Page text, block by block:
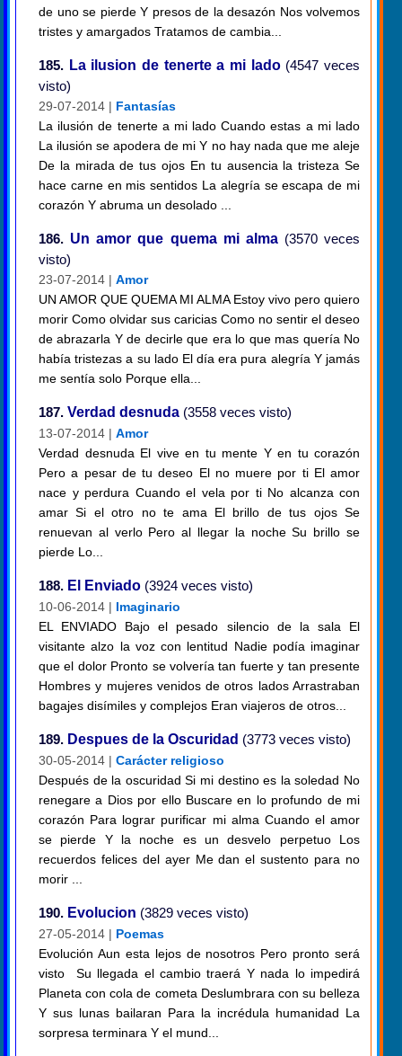
de uno se pierde Y presos de la desazón Nos volvemos
tristes y amargados Tratamos de cambia...
185. La ilusion de tenerte a mi lado(4547 veces
visto)
29-07-2014 | Fantasías
La ilusión de tenerte a mi lado Cuando estas a mi lado
La ilusión se apodera de mi Y no hay nada que me aleje
De la mirada de tus ojos En tu ausencia la tristeza Se
hace carne en mis sentidos La alegría se escapa de mi
corazón Y abruma un desolado ...
186. Un amor que quema mi alma(3570 veces
visto)
23-07-2014 | Amor
UN AMOR QUE QUEMA MI ALMA Estoy vivo pero quiero
morir Como olvidar sus caricias Como no sentir el deseo
de abrazarla Y de decirle que era lo que mas quería No
había tristezas a su lado El día era pura alegría Y jamás
me sentía solo Porque ella...
187. Verdad desnuda (3558 veces visto)
13-07-2014 | Amor
Verdad desnuda El vive en tu mente Y en tu corazón
Pero a pesar de tu deseo El no muere por ti El amor
nace y perdura Cuando el vela por ti No alcanza con
amar Si el otro no te ama El brillo de tus ojos Se
renuevan al verlo Pero al llegar la noche Su brillo se
pierde Lo...
188. El Enviado (3924 veces visto)
10-06-2014 | Imaginario
EL ENVIADO Bajo el pesado silencio de la sala El
visitante alzo la voz con lentitud Nadie podía imaginar
que el dolor Pronto se volvería tan fuerte y tan presente
Hombres y mujeres venidos de otros lados Arrastraban
bagajes disímiles y complejos Eran viajeros de otros...
189. Despues de la Oscuridad (3773 veces visto)
30-05-2014 | Carácter religioso
Después de la oscuridad Si mi destino es la soledad No
renegare a Dios por ello Buscare en lo profundo de mi
corazón Para lograr purificar mi alma Cuando el amor
se pierde Y la noche es un desvelo perpetuo Los
recuerdos felices del ayer Me dan el sustento para no
morir ...
190. Evolucion (3829 veces visto)
27-05-2014 | Poemas
Evolución Aun esta lejos de nosotros Pero pronto será
visto Su llegada el cambio traerá Y nada lo impedirá
Planeta con cola de cometa Deslumbrara con su belleza
Y sus lunas bailaran Para la incrédula humanidad La
sorpresa terminara Y el mund...